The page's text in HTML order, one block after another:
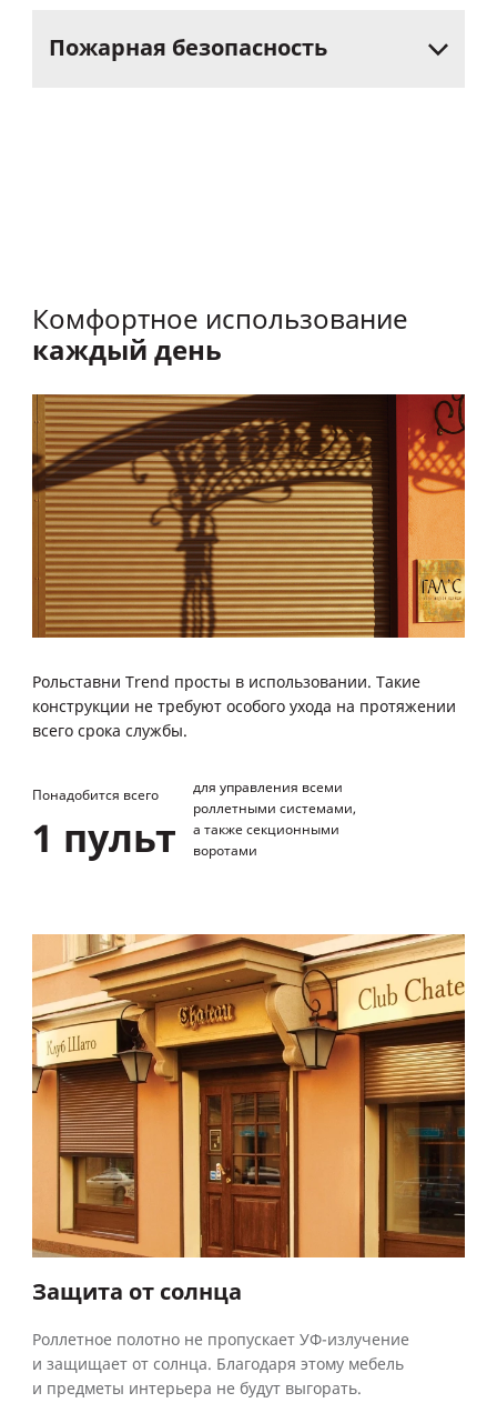
Пожарная безопасность
Комфортное использование
каждый день
Рольставни Trend просты в использовании. Такие
конструкции не требуют особого ухода на протяжении
всего срока службы.
Понадобится всего
1 пульт
для управления всеми
роллетными системами,
а также секционными
воротами
Защита от солнца
Роллетное полотно не пропускает УФ-излучение
и защищает от солнца. Благодаря этому мебель
и предметы интерьера не будут выгорать.